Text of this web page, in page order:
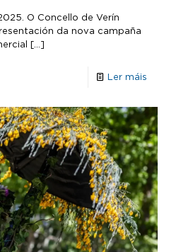
O Concello de Verín
da nova campaña
[…]
Ler máis